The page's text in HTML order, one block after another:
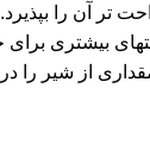
تر آن را بپذیرد.
بیشتری
از شیر را در